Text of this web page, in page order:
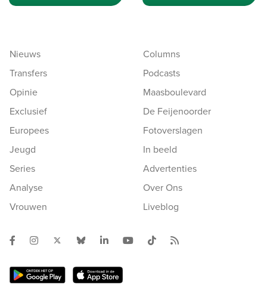
Nieuws
Transfers
Opinie
Exclusief
Europees
Jeugd
Series
Analyse
Vrouwen
Columns
Podcasts
Maasboulevard
De Feijenoorder
Fotoverslagen
In beeld
Advertenties
Over Ons
Liveblog